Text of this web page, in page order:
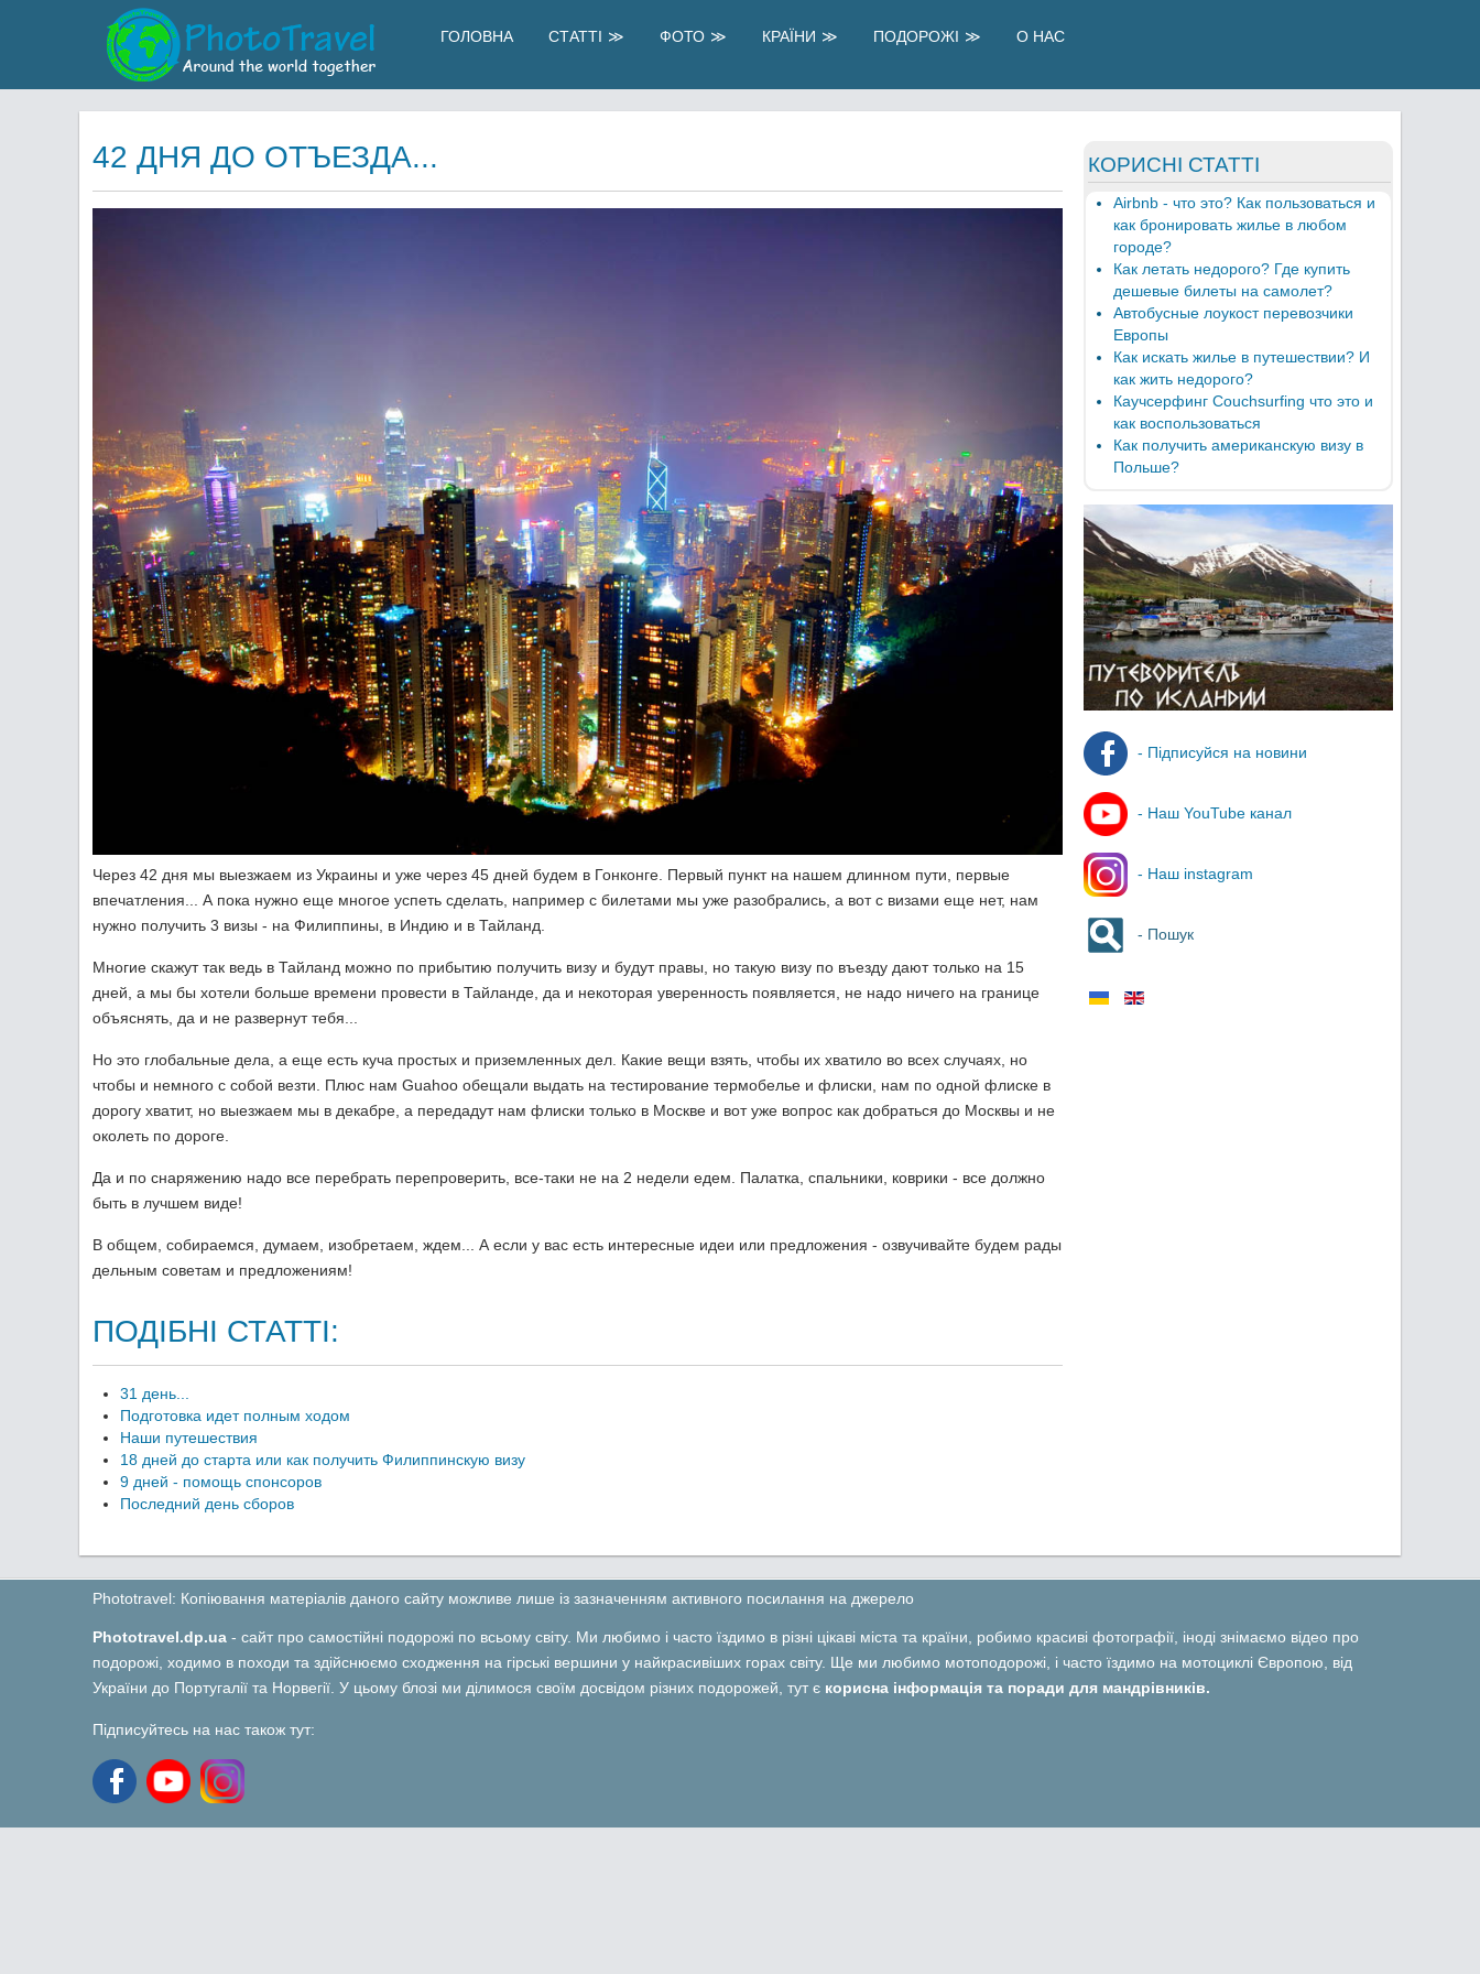
ГОЛОВНА СТАТТІ ФОТО КРАЇНИ ПОДОРОЖІ О НАС
42 ДНЯ ДО ОТЪЕЗДА...
Через 42 дня мы выезжаем из Украины и уже через 45 дней будем в Гонконге. Первый пункт на нашем длинном пути, первые
впечатления... А пока нужно еще многое успеть сделать, например с билетами мы уже разобрались, а вот с визами еще нет, нам
нужно получить 3 визы - на Филиппины, в Индию и в Тайланд.
Многие скажут так ведь в Тайланд можно по прибытию получить визу и будут правы, но такую визу по въезду дают только на 15
дней, а мы бы хотели больше времени провести в Тайланде, да и некоторая уверенность появляется, не надо ничего на границе
объяснять, да и не развернут тебя...
Но это глобальные дела, а еще есть куча простых и приземленных дел. Какие вещи взять, чтобы их хватило во всех случаях, но
чтобы и немного с собой везти. Плюс нам Guahoo обещали выдать на тестирование термобелье и флиски, нам по одной флиске в
дорогу хватит, но выезжаем мы в декабре, а передадут нам флиски только в Москве и вот уже вопрос как добраться до Москвы и не
околеть по дороге.
Да и по снаряжению надо все перебрать перепроверить, все-таки не на 2 недели едем. Палатка, спальники, коврики - все должно
быть в лучшем виде!
В общем, собираемся, думаем, изобретаем, ждем... А если у вас есть интересные идеи или предложения - озвучивайте будем рады
дельным советам и предложениям!
ПОДІБНІ СТАТТІ:
31 день...
Подготовка идет полным ходом
Наши путешествия
18 дней до старта или как получить Филиппинскую визу
9 дней - помощь спонсоров
Последний день сборов
КОРИСНІ СТАТТІ
Airbnb - что это? Как пользоваться и
как бронировать жилье в любом
городе?
Как летать недорого? Где купить
дешевые билеты на самолет?
Автобусные лоукост перевозчики
Европы
Как искать жилье в путешествии? И
как жить недорого?
Каучсерфинг Couchsurfing что это и
как воспользоваться
Как получить американскую визу в
Польше?
- Підписуйся на новини
- Наш YouTube канал
- Наш instagram
- Пошук
Phototravel: Копіювання матеріалів даного сайту можливе лише із зазначенням активного посилання на джерело
Phototravel.dp.ua - сайт про самостійні подорожі по всьому світу. Ми любимо і часто їздимо в різні цікаві міста та країни, робимо красиві фотографії, іноді знімаємо відео про
подорожі, ходимо в походи та здійснюємо сходження на гірські вершини у найкрасивіших горах світу. Ще ми любимо мотоподорожі, і часто їздимо на мотоциклі Європою, від
України до Португалії та Норвегії. У цьому блозі ми ділимося своїм досвідом різних подорожей, тут є корисна інформація та поради для мандрівників.
Підписуйтесь на нас також тут: